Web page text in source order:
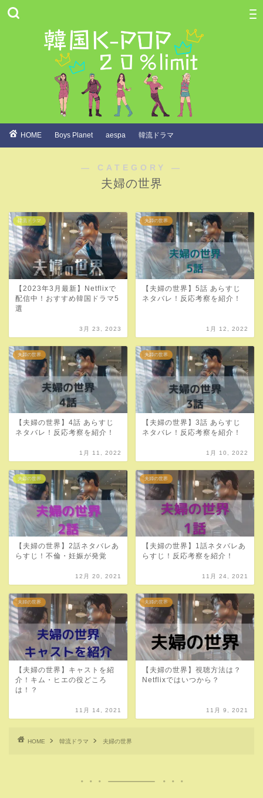
HOME Boys Planet aespa 韓流ドラマ
― CATEGORY ―
夫婦の世界
韓流ドラマ
【2023年3月最新】Netflixで
配信中！おすすめ韓国ドラマ5
選
3月 23, 2023
夫婦の世界
【夫婦の世界】5話 あらすじ
ネタバレ！反応考察を紹介！
1月 12, 2022
夫婦の世界
【夫婦の世界】4話 あらすじ
ネタバレ！反応考察を紹介！
1月 11, 2022
夫婦の世界
【夫婦の世界】3話 あらすじ
ネタバレ！反応考察を紹介！
1月 10, 2022
夫婦の世界
【夫婦の世界】2話ネタバレあ
らすじ！不倫・妊娠が発覚
12月 20, 2021
夫婦の世界
【夫婦の世界】1話ネタバレあ
らすじ！反応考察を紹介！
11月 24, 2021
夫婦の世界
【夫婦の世界】キャストを紹
介！キム・ヒエの役どころ
は！？
11月 14, 2021
夫婦の世界
【夫婦の世界】視聴方法は？
Netflixではいつから？
11月 9, 2021
HOME 韓流ドラマ 夫婦の世界